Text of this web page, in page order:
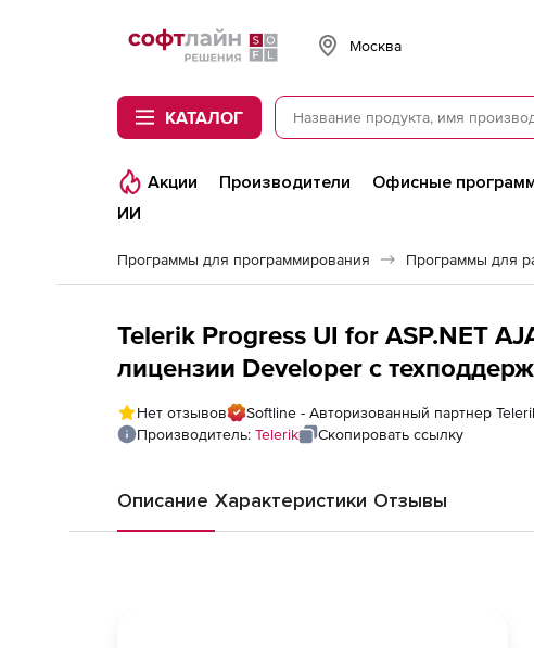
Softline
Москва
КАТАЛОГ
Акции Производители Офисные
ИИ
Программы для программирования Программы для
Telerik Progress UI for ASP.NET
лицензии Developer с
Progress DevCraft UI 60 day
Нет отзывов
Softline - Авторизованный партнер
Производитель: Telerik Скопировать ссылку
Описание Характеристики Отзывы